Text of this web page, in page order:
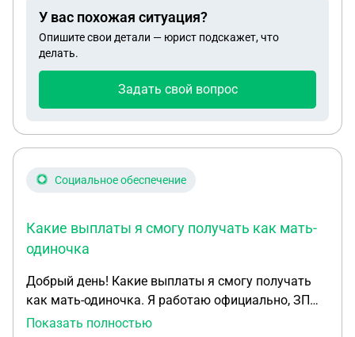
У вас похожая ситуация?
Опишите свои детали — юрист подскажет, что
делать.
Задать свой вопрос
Социальное обеспечение
Какие выплаты я смогу получать как мать-
одиночка
Добрый день! Какие выплаты я смогу получать
как мать-одиночка. Я работаю официально, ЗП
100т.р.. Не знаю, насколько важно, но ребенок
Показать полностью